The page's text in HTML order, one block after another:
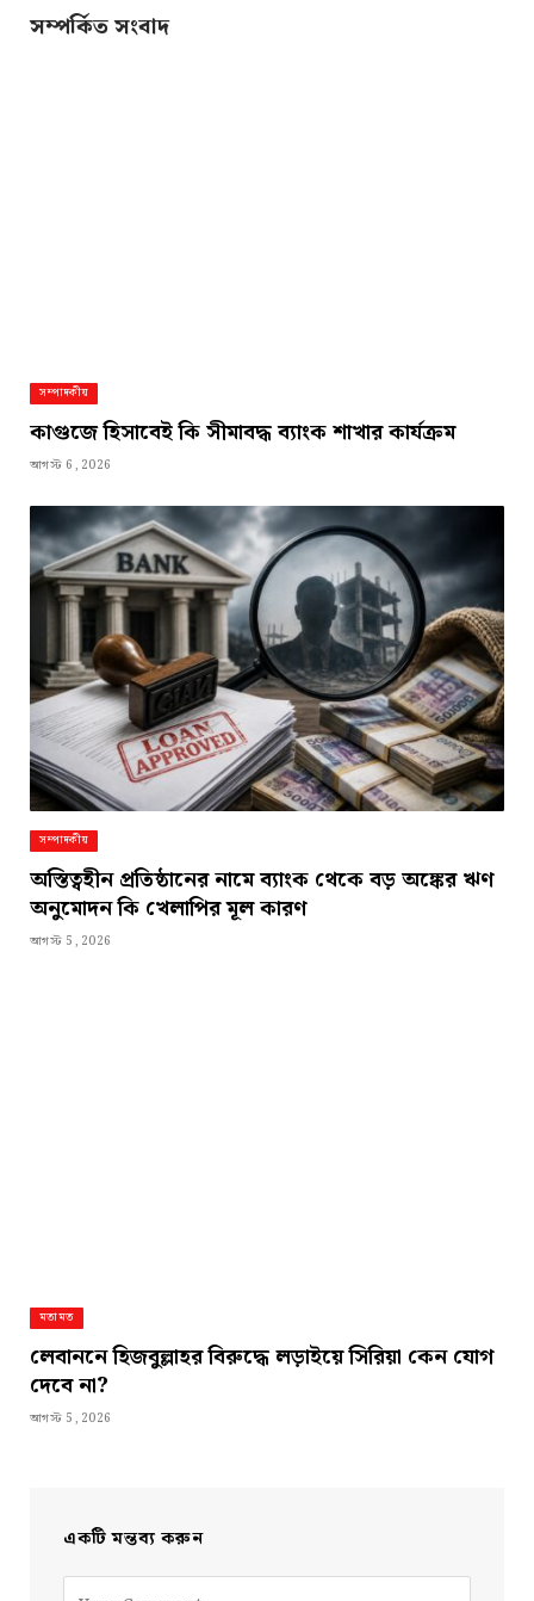
সম্পর্কিত সংবাদ
সম্পাদকীয়
কাগুজে হিসাবেই কি সীমাবদ্ধ ব্যাংক শাখার কার্যক্রম
আগস্ট 6, 2026
সম্পাদকীয়
অস্তিত্বহীন প্রতিষ্ঠানের নামে ব্যাংক থেকে বড় অঙ্কের ঋণ
অনুমোদন কি খেলাপির মূল কারণ
আগস্ট 5, 2026
মতামত
লেবাননে হিজবুল্লাহর বিরুদ্ধে লড়াইয়ে সিরিয়া কেন যোগ
দেবে না?
আগস্ট 5, 2026
একটি মন্তব্য করুন